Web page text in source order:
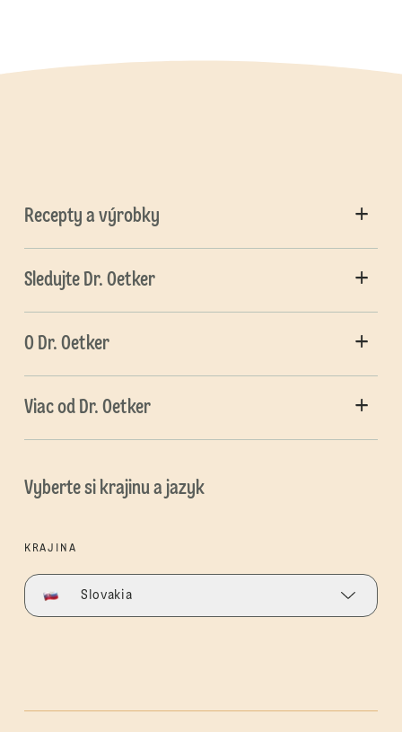
Recepty a výrobky
Sledujte Dr. Oetker
O Dr. Oetker
Viac od Dr. Oetker
Vyberte si krajinu a jazyk
KRAJINA
Slovakia